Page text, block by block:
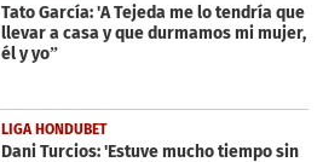
Tato García: 'A Tejeda me lo tendría que
llevar a casa y que durmamos mi mujer,
él y yo”
LIGA HONDUBET
Dani Turcios: 'Estuve mucho tiempo sin